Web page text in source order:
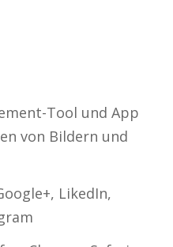
Tool und App
von Bildern und
LikedIn,